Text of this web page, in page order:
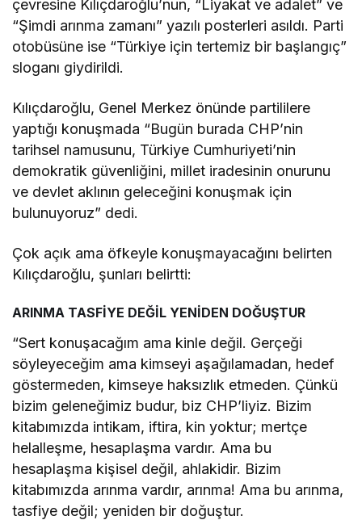
çevresine Kılıçdaroğlu’nun, “Liyakat ve adalet” ve
“Şimdi arınma zamanı” yazılı posterleri asıldı. Parti
otobüsüne ise “Türkiye için tertemiz bir başlangıç”
sloganı giydirildi.
Kılıçdaroğlu, Genel Merkez önünde partililere
yaptığı konuşmada “Bugün burada CHP’nin
tarihsel namusunu, Türkiye Cumhuriyeti’nin
demokratik güvenliğini, millet iradesinin onurunu
ve devlet aklının geleceğini konuşmak için
bulunuyoruz” dedi.
Çok açık ama öfkeyle konuşmayacağını belirten
Kılıçdaroğlu, şunları belirtti:
ARINMA TASFİYE DEĞİL YENİDEN DOĞUŞTUR
“Sert konuşacağım ama kinle değil. Gerçeği
söyleyeceğim ama kimseyi aşağılamadan, hedef
göstermeden, kimseye haksızlık etmeden. Çünkü
bizim geleneğimiz budur, biz CHP’liyiz. Bizim
kitabımızda intikam, iftira, kin yoktur; mertçe
helalleşme, hesaplaşma vardır. Ama bu
hesaplaşma kişisel değil, ahlakidir. Bizim
kitabımızda arınma vardır, arınma! Ama bu arınma,
tasfiye değil; yeniden bir doğuştur.